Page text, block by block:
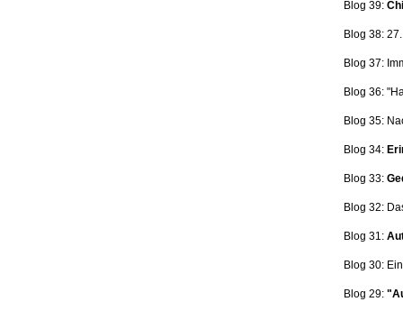
Blog 39:
Blog 38:
Blog 37:
Blog 36:
Blog 35:
Blog 34:
Blog 33:
Blog 32:
Blog 31:
Blog 30: Ein
Blog 29: